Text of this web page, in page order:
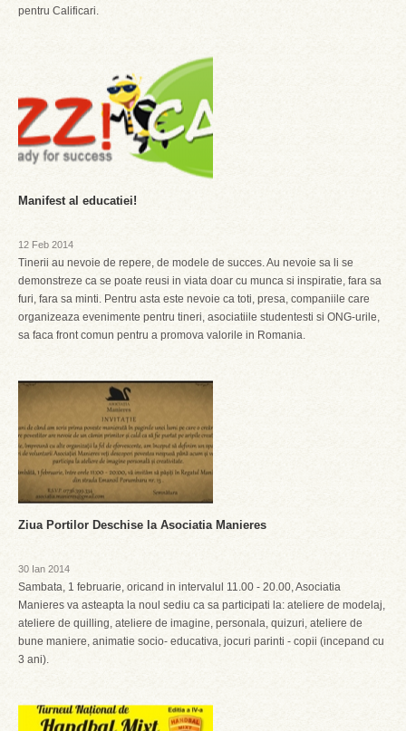
pentru Calificari.
Manifest al educatiei!
12 Feb 2014
Tinerii au nevoie de repere, de modele de succes. Au nevoie sa li se
demonstreze ca se poate reusi in viata doar cu munca si inspiratie, fara sa
furi, fara sa minti. Pentru asta este nevoie ca toti, presa, companiile care
organizeaza evenimente pentru tineri, asociatiile studentesti si ONG-urile,
sa faca front comun pentru a promova valorile in Romania.
Ziua Portilor Deschise la Asociatia Manieres
30 Ian 2014
Sambata, 1 februarie, oricand in intervalul 11.00 - 20.00, Asociatia
Manieres va asteapta la noul sediu ca sa participati la: ateliere de modelaj,
ateliere de quilling, ateliere de imagine, personala, quizuri, ateliere de
bune maniere, animatie socio- educativa, jocuri parinti - copii (incepand cu
3 ani).